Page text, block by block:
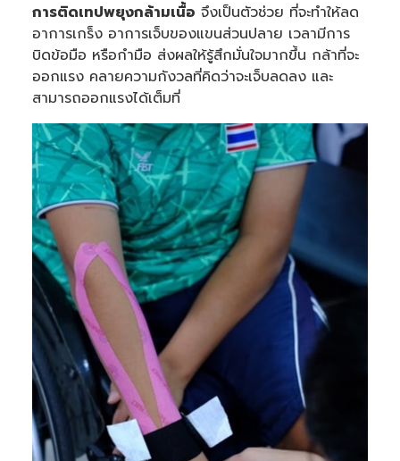
การติดเทปพยุงกล้ามเนื้อ จึงเป็นตัวช่วย ที่จะทำให้ลด
อาการเกร็ง อาการเจ็บของแขนส่วนปลาย เวลามีการ
บิดข้อมือ หรือกำมือ ส่งผลให้รู้สึกมั่นใจมากขึ้น กล้าที่จะ
ออกแรง คลายความกังวลที่คิดว่าจะเจ็บลดลง และ
สามารถออกแรงได้เต็มที่